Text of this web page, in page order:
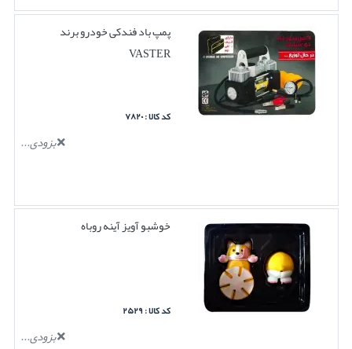
پمپ باد فندکی خودرو برند
VASTER
کد کالا : ۷۸۲۰
بزودی...
خوشبو آویز آینه روباه
کد کالا : ۲۵۲۹
بزودی...